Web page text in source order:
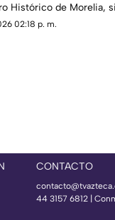
Histórico de Morelia,
entre peatones y
02:18 p. m.
CONTACTO
44 3157 6812 |